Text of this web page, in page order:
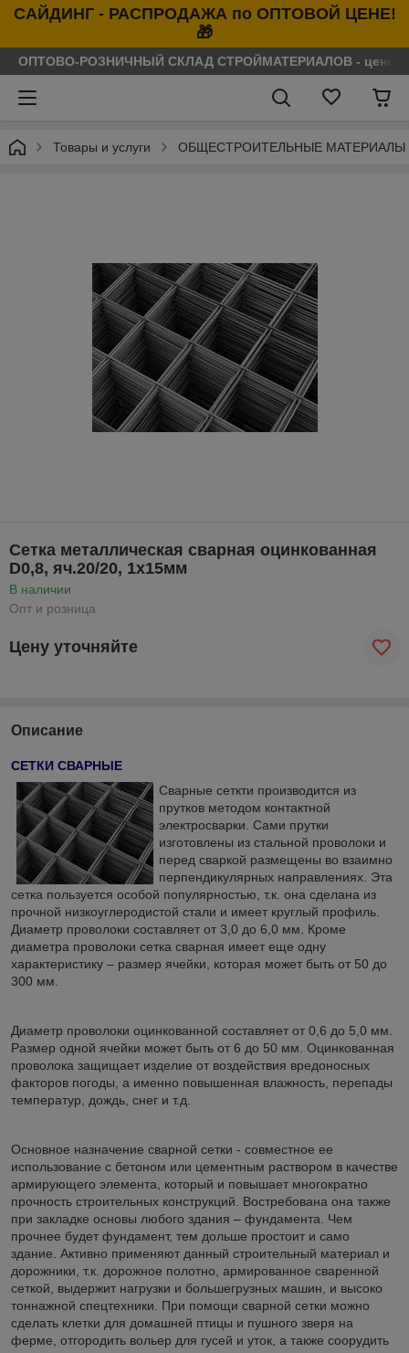
САЙДИНГ - РАСПРОДАЖА по ОПТОВОЙ ЦЕНЕ!
🎁
ОПТОВО-РОЗНИЧНЫЙ СКЛАД СТРОЙМАТЕРИАЛОВ - цены
Товары и услуги ОБЩЕСТРОИТЕЛЬНЫЕ МАТЕРИАЛЫ
Сетка металлическая сварная оцинкованная
D0,8, яч.20/20, 1х15мм
В наличии
Опт и розница
Цену уточняйте
Описание
СЕТКИ СВАРНЫЕ
Сварные сеткти производится из
прутков методом контактной
электросварки. Сами прутки
изготовлены из стальной проволоки и
перед сваркой размещены во взаимно
перпендикулярных направлениях. Эта
сетка пользуется особой популярностью, т.к. она сделана из
прочной низкоуглеродистой стали и имеет круглый профиль.
Диаметр проволоки составляет от 3,0 до 6,0 мм. Кроме
диаметра проволоки сетка сварная имеет еще одну
характеристику – размер ячейки, которая может быть от 50 до
300 мм.
Диаметр проволоки оцинкованной составляет от 0,6 до 5,0 мм.
Размер одной ячейки может быть от 6 до 50 мм. Оцинкованная
проволока защищает изделие от воздействия вредоносных
факторов погоды, а именно повышенная влажность, перепады
температур, дождь, снег и т.д.
Основное назначение сварной сетки - совместное ее
использование с бетоном или цементным раствором в качестве
армирующего элемента, который и повышает многократно
прочность строительных конструкций. Востребована она также
при закладке основы любого здания – фундамента. Чем
прочнее будет фундамент, тем дольше простоит и само
здание. Активно применяют данный строительный материал и
дорожники, т.к. дорожное полотно, армированное сваренной
сеткой, выдержит нагрузки и большегрузных машин, и высоко
тоннажной спецтехники. При помощи сварной сетки можно
сделать клетки для домашней птицы и пушного зверя на
ферме, отгородить вольер для гусей и уток, а также соорудить